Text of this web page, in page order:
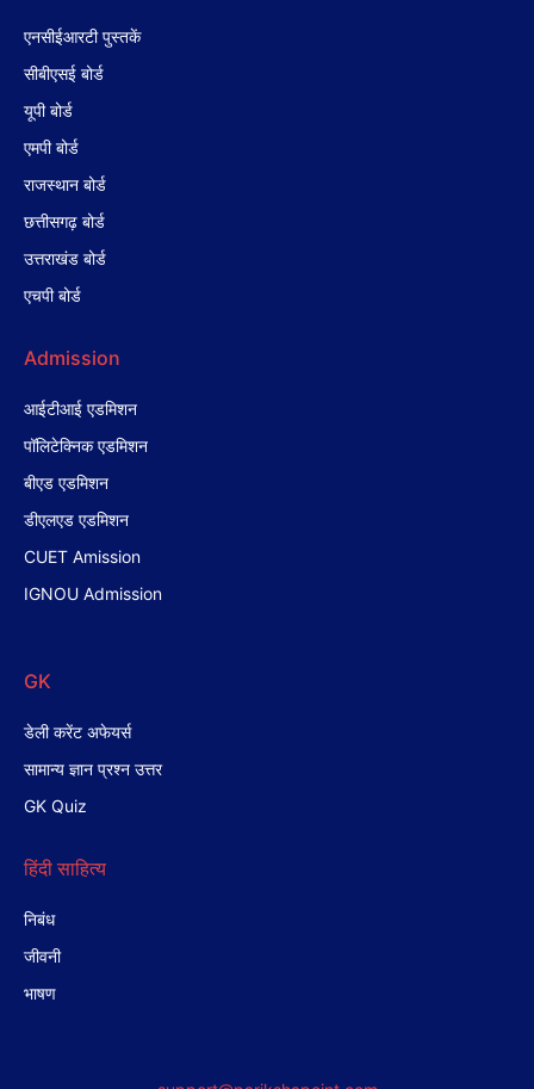
एनसीईआरटी पुस्तकें
सीबीएसई बोर्ड
यूपी बोर्ड
एमपी बोर्ड
राजस्थान बोर्ड
छत्तीसगढ़ बोर्ड
उत्तराखंड बोर्ड
एचपी बोर्ड
Admission
आईटीआई एडमिशन
पॉलिटेक्निक एडमिशन
बीएड एडमिशन
डीएलएड एडमिशन
CUET Amission
IGNOU Admission
GK
डेली करेंट अफेयर्स
सामान्य ज्ञान प्रश्न उत्तर
GK Quiz
हिंदी साहित्य
निबंध
जीवनी
भाषण